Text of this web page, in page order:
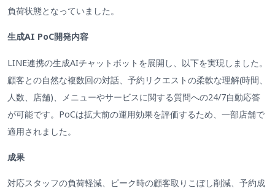
負荷状態となっていました。
生成AI PoC開発内容
LINE連携の生成AIチャットボットを展開し、以下を実現しました。
顧客との自然な複数回の対話、予約リクエストの柔軟な理解(時間、
人数、店舗)、メニューやサービスに関する質問への24/7自動応答
が可能です。PoCは拡大前の運用効果を評価するため、一部店舗で
適用されました。
成果
対応スタッフの負荷軽減、ピーク時の顧客取りこぼし削減、予約成